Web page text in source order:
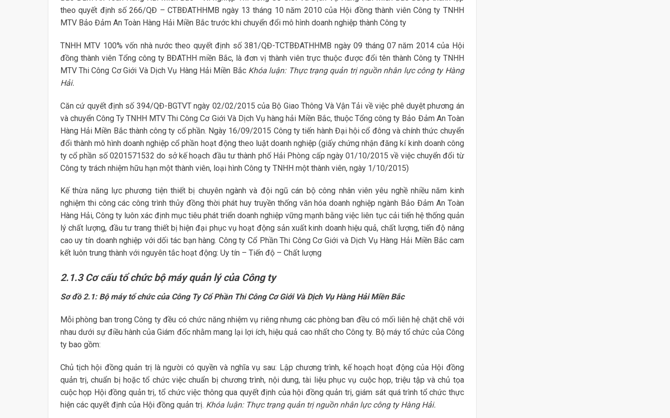
theo quyết định số 266/QĐ – CTBĐATHHMB ngày 13 tháng 10 năm 2010 của Hội đồng thành viên Công ty TNHH
MTV Bảo Đảm An Toàn Hàng Hải Miền Bắc trước khi chuyển đổi mô hình doanh nghiệp thành Công ty
TNHH MTV 100% vốn nhà nước theo quyết định số 381/QĐ-TCTBĐATHHMB ngày 09 tháng 07 năm 2014 của Hội
đồng thành viên Tổng công ty BĐATHH miền Bắc, là đơn vị thành viên trực thuộc được đổi tên thành Công ty TNHH
MTV Thi Công Cơ Giới Và Dịch Vụ Hàng Hải Miền Bắc Khóa luận: Thực trạng quản trị nguồn nhân lực công ty Hàng
Hải.
Căn cứ quyết định số 394/QĐ-BGTVT ngày 02/02/2015 của Bộ Giao Thông Và Vận Tải về việc phê duyệt phương án
và chuyển Công Ty TNHH MTV Thi Công Cơ Giới Và Dịch Vụ hàng hải Miền Bắc, thuộc Tổng công ty Bảo Đảm An Toàn
Hàng Hải Miền Bắc thành công ty cổ phần. Ngày 16/09/2015 Công ty tiến hành Đại hội cổ đông và chính thức chuyển
đổi thành mô hình doanh nghiệp cổ phần hoạt động theo luật doanh nghiệp (giấy chứng nhận đăng kí kinh doanh công
ty cổ phần số 0201571532 do sở kế hoạch đầu tư thành phố Hải Phòng cấp ngày 01/10/2015 về việc chuyển đổi từ
Công ty trách nhiệm hữu hạn một thành viên, loại hình Công ty TNHH một thành viên, ngày 1/10/2015)
Kế thừa năng lực phương tiện thiết bị chuyên ngành và đội ngũ cán bộ công nhân viên yêu nghề nhiều năm kinh
nghiệm thi công các công trình thủy đồng thời phát huy truyền thống văn hóa doanh nghiệp ngành Bảo Đảm An Toàn
Hàng Hải, Công ty luôn xác định mục tiêu phát triển doanh nghiệp vững mạnh bằng việc liên tục cải tiến hệ thống quản
lý chất lượng, đầu tư trang thiết bị hiện đại phục vụ hoạt động sản xuất kinh doanh hiệu quả, chất lượng, tiến độ nâng
cao uy tín doanh nghiệp với dối tác bạn hàng. Công ty Cổ Phần Thi Công Cơ Giới và Dịch Vụ Hàng Hải Miền Bắc cam
kết luôn trung thành với nguyên tắc hoạt động: Uy tín – Tiến độ – Chất lượng
2.1.3 Cơ cấu tổ chức bộ máy quản lý của Công ty
Sơ đồ 2.1: Bộ máy tổ chức của Công Ty Cổ Phần Thi Công Cơ Giới Và Dịch Vụ Hàng Hải Miền Bắc
Mỗi phòng ban trong Công ty đều có chức năng nhiệm vụ riêng nhưng các phòng ban đều có mối liên hệ chặt chẽ với
nhau dưới sự điều hành của Giám đốc nhằm mang lại lợi ích, hiệu quả cao nhất cho Công ty. Bộ máy tổ chức của Công
ty bao gồm:
Chủ tịch hội đồng quản trị là người có quyền và nghĩa vụ sau: Lập chương trình, kế hoạch hoạt động của Hội đồng
quản trị, chuẩn bị hoặc tổ chức việc chuẩn bị chương trình, nội dung, tài liệu phục vụ cuộc họp, triệu tập và chủ tọa
cuộc họp Hội đồng quản trị, tổ chức việc thông qua quyết định của hội đồng quản trị, giám sát quá trình tổ chức thực
hiện các quyết định của Hội đồng quản trị. Khóa luận: Thực trạng quản trị nguồn nhân lực công ty Hàng Hải.